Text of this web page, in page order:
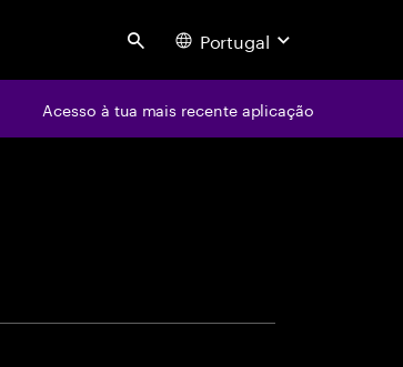
Search Portugal
Acesso à tua mais recente aplicação